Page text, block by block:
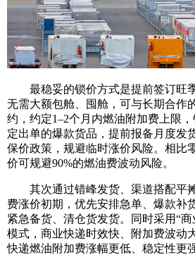
最稳妥的锁价方式是提前签订旺
无需大额包舱、囤舱，可与长期合作
约，约定1–2个月内燃油附加费上限
定出单的爆款货品，提前报备月度发
保价政策，规避临时涨价风险。相比
价可规避90%的燃油费波动风险。
其次通过错峰发货、渠道搭配平
费涨价初期，优先安排急单、爆款补
紧急备货、清仓货发货。同时采用“
模式，商业快递时效快、附加费波动
快递燃油附加费涨幅更低、稳定性更